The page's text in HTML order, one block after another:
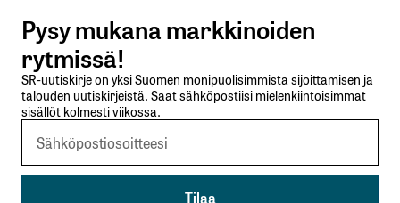
Lähetä kommentti
Pysy mukana markkinoiden
rytmissä!
SR-uutiskirje on yksi Suomen monipuolisimmista sijoittamisen ja
talouden uutiskirjeistä. Saat sähköpostiisi mielenkiintoisimmat
sisällöt kolmesti viikossa.